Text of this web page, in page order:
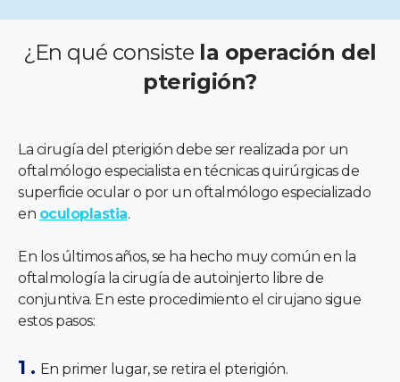
¿En qué consiste la operación del
pterigión?
La cirugía del pterigión debe ser realizada por un
oftalmólogo especialista en técnicas quirúrgicas de
superficie ocular o por un oftalmólogo especializado
en oculoplastia.
En los últimos años, se ha hecho muy común en la
oftalmología la cirugía de autoinjerto libre de
conjuntiva. En este procedimiento el cirujano sigue
estos pasos:
En primer lugar, se retira el pterigión.